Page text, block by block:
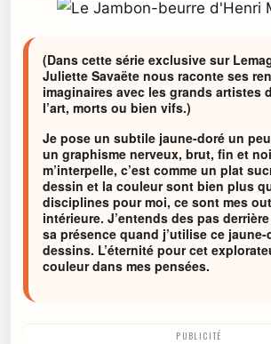
(Dans cette série exclusive sur
Juliette Savaëte nous raconte ses
imaginaires avec les grands artistes
l’art, morts ou bien vifs.)
Je pose un subtile jaune-doré un
un graphisme nerveux, brut, fin et
m’interpelle, c’est comme un plat
dessin et la couleur sont bien plus
disciplines pour moi, ce sont mes
intérieure. J’entends des pas
sa présence quand j’utilise ce
dessins. L’éternité pour cet
couleur dans mes pensées.
PUBLICITÉ